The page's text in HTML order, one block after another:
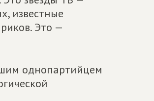
известные
Это —
однопартийцем